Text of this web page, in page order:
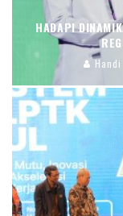
HADAPI
Handi